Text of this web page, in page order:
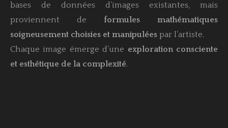
bases de données d’images existantes, mais
proviennent de formules mathématiques
soigneusement choisies et manipulées par l’artiste.
Chaque image émerge d’une exploration consciente
et esthétique de la complexité.